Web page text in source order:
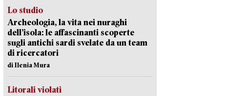
Lo studio
Archeologia, la vita nei nuraghi
dell’isola: le affascinanti scoperte
sugli antichi sardi svelate da un team
di ricercatori
di Ilenia Mura
Litorali violati